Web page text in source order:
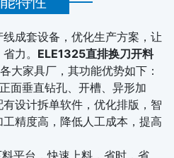
成套设备，优化生产方案，让
力。 ELE1325直排换刀开料
大家具厂，其功能优势如下：
面垂直钻孔、开槽、异形加
设计拆单软件，优化排版，智
精度高，降低人工成本，提高
平台，快速上料，省时，省